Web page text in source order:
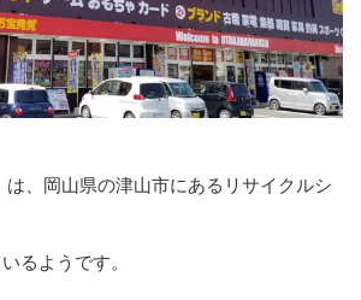
は、岡山県の津山市にあるリサイクルシ
るようです。